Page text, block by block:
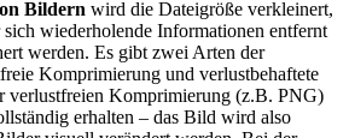
Bildern wird die Dateigröße verkleinert,
wiederholende Informationen entfernt
werden. Es gibt zwei Arten der
Komprimierung und verlustbehaftete
verlustfreien Komprimierung (z.B. PNG)
erhalten – das Bild wird also